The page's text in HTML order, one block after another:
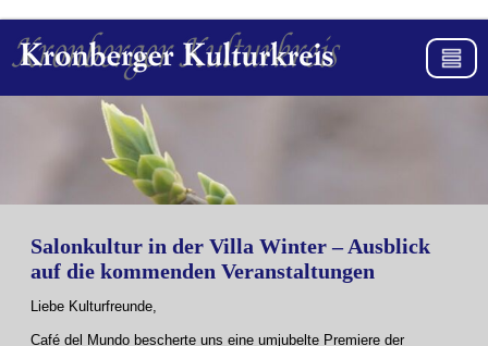
Salonkultur in der Villa Winter – Ausblick
auf die kommenden Veranstaltungen
Liebe Kulturfreunde,
Café del Mundo bescherte uns eine umjubelte Premiere der